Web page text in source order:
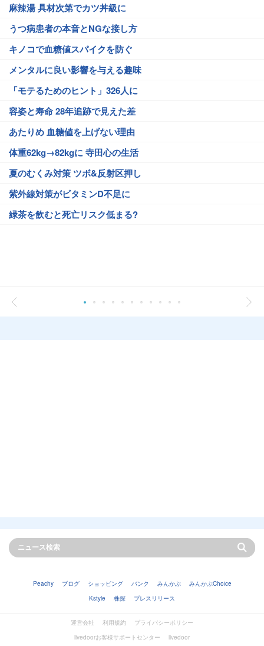
麻辣湯 具材次第でカツ丼級に
うつ病患者の本音とNGな接し方
キノコで血糖値スパイクを防ぐ
メンタルに良い影響を与える趣味
「モテるためのヒント」326人に
容姿と寿命 28年追跡で見えた差
あたりめ 血糖値を上げない理由
体重62kg→82kgに 寺田心の生活
夏のむくみ対策 ツボ&反射区押し
紫外線対策がビタミンD不足に
緑茶を飲むと死亡リスク低まる?
Peachy ブログ ショッピング バンク みんかぶ
みんかぶChoice
Kstyle
株探 プレスリリース
運営会社 利用規約
プライバシーポリシー
livedoorお客様サポートセンター
livedoor